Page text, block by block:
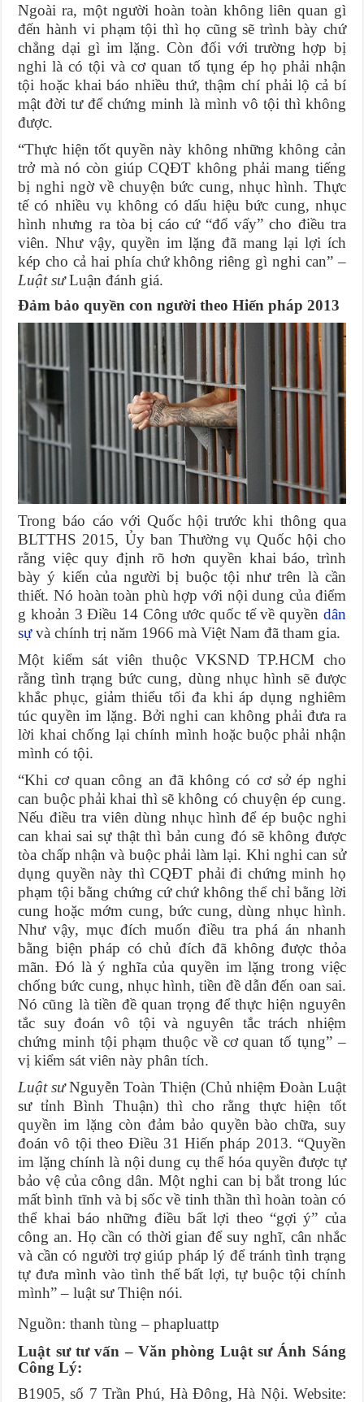
Ngoài ra, một người hoàn toàn không liên quan gì
đến hành vi phạm tội thì họ cũng sẽ trình bày chứ
chẳng dại gì im lặng. Còn đối với trường hợp bị
nghi là có tội và cơ quan tố tụng ép họ phải nhận
tội hoặc khai báo nhiều thứ, thậm chí phải lộ cả bí
mật đời tư để chứng minh là mình vô tội thì không
được.
“Thực hiện tốt quyền này không những không cản
trở mà nó còn giúp CQĐT không phải mang tiếng
bị nghi ngờ về chuyện bức cung, nhục hình. Thực
tế có nhiều vụ không có dấu hiệu bức cung, nhục
hình nhưng ra tòa bị cáo cứ “đổ vấy” cho điều tra
viên. Như vậy, quyền im lặng đã mang lại lợi ích
kép cho cả hai phía chứ không riêng gì nghi can” –
Luật sưLuận đánh giá.
Đảm bảo quyền con người theo Hiến pháp 2013
Trong báo cáo với Quốc hội trước khi thông qua
BLTTHS 2015, Ủy ban Thường vụ Quốc hội cho
rằng việc quy định rõ hơn quyền khai báo, trình
bày ý kiến của người bị buộc tội như trên là cần
thiết. Nó hoàn toàn phù hợp với nội dung của điểm
g khoản 3 Điều 14 Công ước quốc tế về quyền dân
sựvà chính trị năm 1966 mà Việt Nam đã tham gia.
Một kiểm sát viên thuộc VKSND TP.HCM cho
rằng tình trạng bức cung, dùng nhục hình sẽ được
khắc phục, giảm thiểu tối đa khi áp dụng nghiêm
túc quyền im lặng. Bởi nghi can không phải đưa ra
lời khai chống lại chính mình hoặc buộc phải nhận
mình có tội.
“Khi cơ quan công an đã không có cơ sở ép nghi
can buộc phải khai thì sẽ không có chuyện ép cung.
Nếu điều tra viên dùng nhục hình để ép buộc nghi
can khai sai sự thật thì bản cung đó sẽ không được
tòa chấp nhận và buộc phải làm lại. Khi nghi can sử
dụng quyền này thì CQĐT phải đi chứng minh họ
phạm tội bằng chứng cứ chứ không thể chỉ bằng lời
cung hoặc mớm cung, bức cung, dùng nhục hình.
Như vậy, mục đích muốn điều tra phá án nhanh
bằng biện pháp có chủ đích đã không được thỏa
mãn. Đó là ý nghĩa của quyền im lặng trong việc
chống bức cung, nhục hình, tiền đề dẫn đến oan sai.
Nó cũng là tiền đề quan trọng để thực hiện nguyên
tắc suy đoán vô tội và nguyên tắc trách nhiệm
chứng minh tội phạm thuộc về cơ quan tố tụng” –
vị kiểm sát viên này phân tích.
Luật sưNguyễn Toàn Thiện (Chủ nhiệm Đoàn Luật
sư tỉnh Bình Thuận) thì cho rằng thực hiện tốt
quyền im lặng còn đảm bảo quyền bào chữa, suy
đoán vô tội theo Điều 31 Hiến pháp 2013. “Quyền
im lặng chính là nội dung cụ thể hóa quyền được tự
bảo vệ của công dân. Một nghi can bị bắt trong lúc
mất bình tĩnh và bị sốc về tinh thần thì hoàn toàn có
thể khai báo những điều bất lợi theo “gợi ý” của
công an. Họ cần có thời gian để suy nghĩ, cân nhắc
và cần có người trợ giúp pháp lý để tránh tình trạng
tự đưa mình vào tình thế bất lợi, tự buộc tội chính
mình” – luật sư Thiện nói.
Nguồn: thanh tùng – phapluattp
Luật sư tư vấn – Văn phòng Luật sư Ánh Sáng
Công Lý:
B1905, số 7 Trần Phú, Hà Đông, Hà Nội. Website: